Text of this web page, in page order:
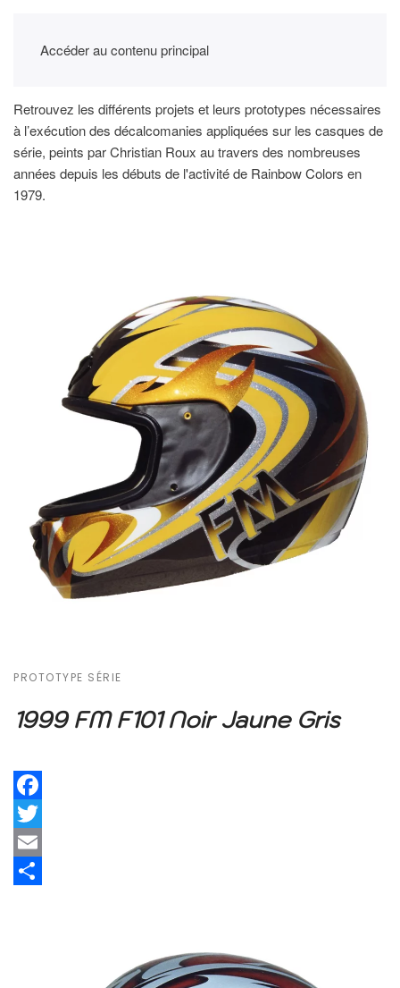
Accéder au contenu principal
Retrouvez les différents projets et leurs prototypes nécessaires
à l’exécution des décalcomanies appliquées sur les casques de
série, peints par Christian Roux au travers des nombreuses
années depuis les débuts de l'activité de Rainbow Colors en
1979.
PROTOTYPE SÉRIE
1999 FM F101 Noir Jaune Gris
Facebook
Twitter
Email